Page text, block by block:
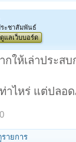
ะชาสัมพันธ์
แลเว็บบอร์ด
ให้เล่าประสบ
าไหร่ แต่ปลอ
รายการ